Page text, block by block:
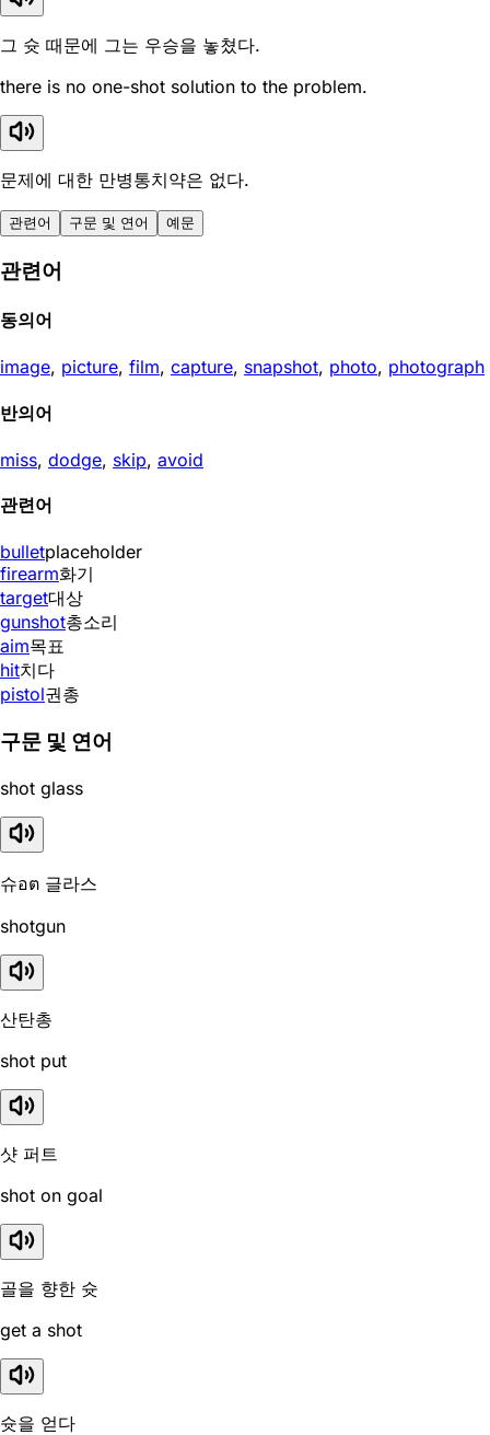
그 슛 때문에 그는 우승을 놓쳤다.
there is no one-shot solution to the problem.
문제에 대한 만병통치약은 없다.
관련어 구문 및 연어 예문
관련어
동의어
image, picture, film, capture, snapshot, photo, photograph
반의어
miss, dodge, skip, avoid
관련어
bulletplaceholder
firearm화기
target대상
gunshot총소리
aim목표
hit치다
pistol권총
구문 및 연어
shot glass
슈อต 글라스
shotgun
산탄총
shot put
샷 퍼트
shot on goal
골을 향한 슛
get a shot
슛을 얻다